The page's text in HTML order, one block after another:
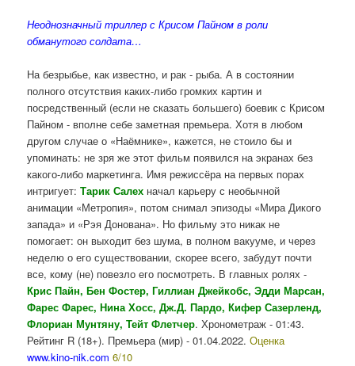
Неоднозначный триллер с Крисом Пайном в роли
обманутого солдата…
На безрыбье, как известно, и рак - рыба. А в состоянии
полного отсутствия каких-либо громких картин и
посредственный (если не сказать большего) боевик с Крисом
Пайном - вполне себе заметная премьера. Хотя в любом
другом случае о «Наёмнике», кажется, не стоило бы и
упоминать: не зря же этот фильм появился на экранах без
какого-либо маркетинга. Имя режиссёра на первых порах
интригует:Тарик Салех начал карьеру с необычной
анимации «Метропия», потом снимал эпизоды «Мира Дикого
запада» и «Рэя Донована». Но фильму это никак не
помогает: он выходит без шума, в полном вакууме, и через
неделю о его существовании, скорее всего, забудут почти
все, кому (не) повезло его посмотреть. В главных ролях -
Крис Пайн, Бен Фостер, Гиллиан Джейкобс, Эдди Марсан,
Фарес Фарес, Нина Хосс, Дж.Д. Пардо, Кифер Сазерленд,
Флориан Мунтяну, Тейт Флетчер. Хронометраж - 01:43.
Рейтинг R (18+). Премьера (мир) - 01.04.2022.Оценка
www.kino-nik.com 6/10